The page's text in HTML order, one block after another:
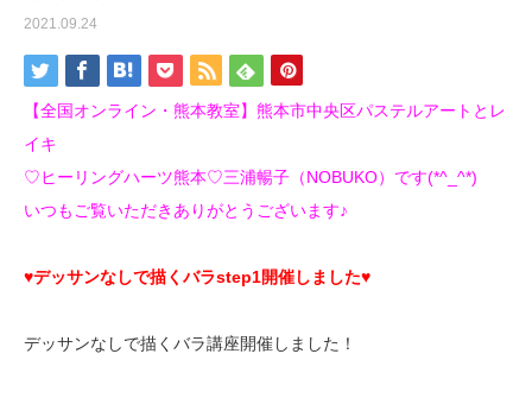
2021.09.24
【全国オンライン・熊本教室】熊本市中央区パステルアートとレ
イキ
♡ヒーリングハーツ熊本♡三浦暢子（NOBUKO）です(*^_^*)
いつもご覧いただきありがとうございます♪
♥デッサンなしで描くバラstep1開催しました♥
デッサンなしで描くバラ講座開催しました！